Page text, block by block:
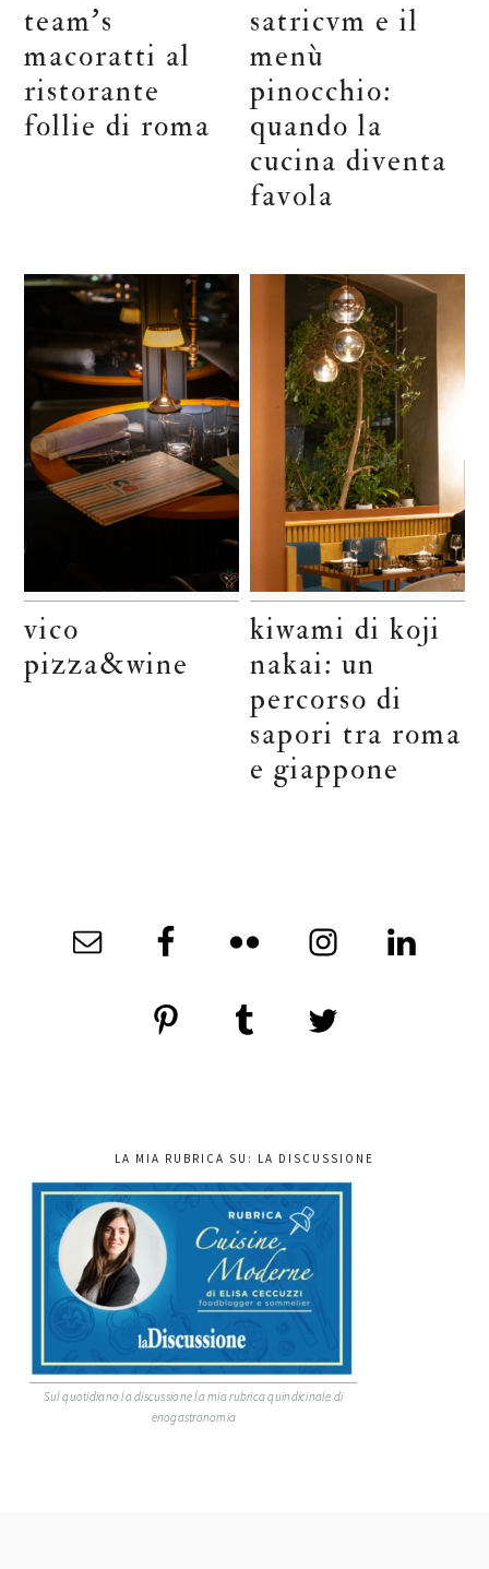
team’s
macoratti al
ristorante
follie di roma
satricvm e il
menù
pinocchio:
quando la
cucina diventa
favola
vico
pizza&wine
kiwami di koji
nakai: un
percorso di
sapori tra roma
e giappone
LA MIA RUBRICA SU: LA DISCUSSIONE
Sul quotidiano la discussione la mia rubrica quindicinale di
enogastronomia